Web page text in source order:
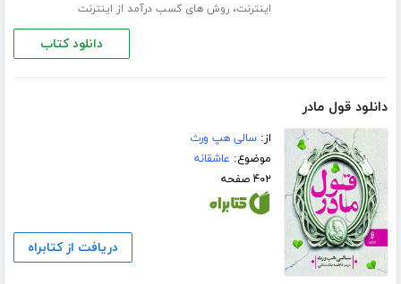
اینترنت،روش های کسب درآمد از اینترنت
دانلود کتاب
دانلود قول مادر
از:سالی هپ ورث
موضوع: عاشقانه
۴۰۲ صفحه
دریافت از کتابراه